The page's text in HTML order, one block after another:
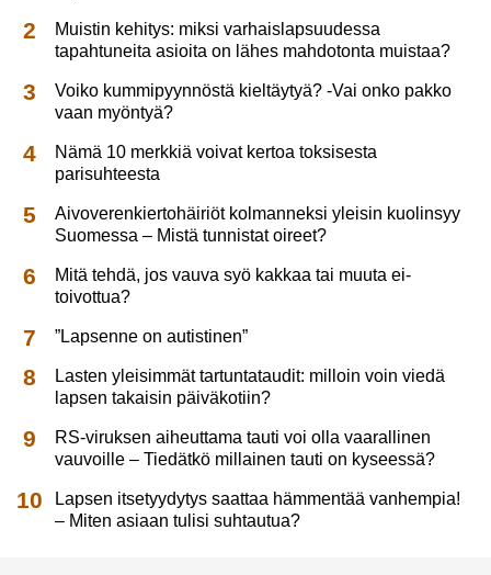
Muistin kehitys: miksi varhaislapsuudessa
tapahtuneita asioita on lähes mahdotonta muistaa?
Voiko kummipyynnöstä kieltäytyä? -Vai onko pakko
vaan myöntyä?
Nämä 10 merkkiä voivat kertoa toksisesta
parisuhteesta
Aivoverenkiertohäiriöt kolmanneksi yleisin kuolinsyy
Suomessa – Mistä tunnistat oireet?
Mitä tehdä, jos vauva syö kakkaa tai muuta ei-
toivottua?
”Lapsenne on autistinen”
Lasten yleisimmät tartuntataudit: milloin voin viedä
lapsen takaisin päiväkotiin?
RS-viruksen aiheuttama tauti voi olla vaarallinen
vauvoille – Tiedätkö millainen tauti on kyseessä?
Lapsen itsetyydytys saattaa hämmentää vanhempia!
– Miten asiaan tulisi suhtautua?